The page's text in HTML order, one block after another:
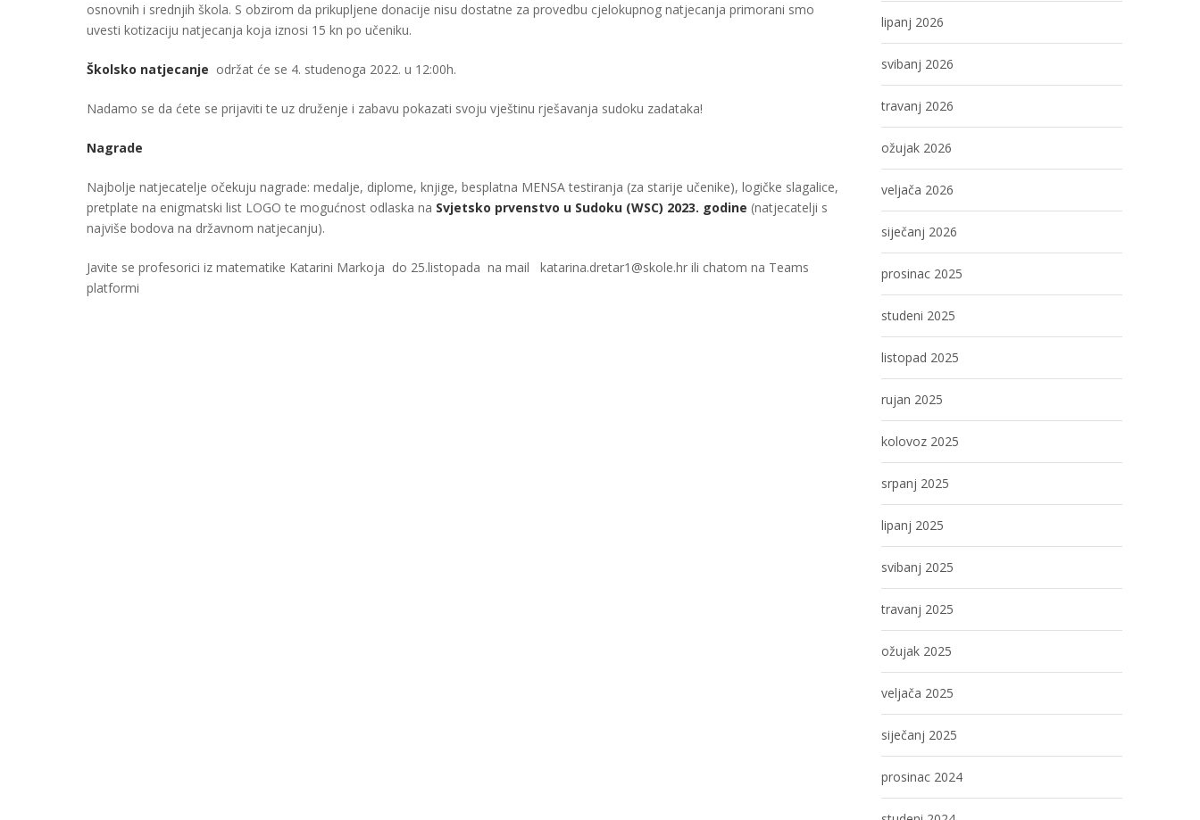
osnovnih i srednjih škola. S obzirom da prikupljene donacije nisu dostatne za provedbu cjelokupnog natjecanja primorani smo
uvesti kotizaciju natjecanja koja iznosi 15 kn po učeniku.
Školsko natjecanje održat će se 4. studenoga 2022. u 12:00h.
Nadamo se da ćete se prijaviti te uz druženje i zabavu pokazati svoju vještinu rješavanja sudoku zadataka!
Nagrade
Najbolje natjecatelje očekuju nagrade: medalje, diplome, knjige, besplatna MENSA testiranja (za starije učenike), logičke slagalice,
pretplate na enigmatski list LOGO te mogućnost odlaska na Svjetsko prvenstvo u Sudoku (WSC) 2023. godine (natjecatelji s
najviše bodova na državnom natjecanju).
Javite se profesorici iz matematike Katarini Markoja do 25.listopada na mail katarina.dretar1@skole.hr ili chatom na Teams
platformi
lipanj 2026
svibanj 2026
travanj 2026
ožujak 2026
veljača 2026
siječanj 2026
prosinac 2025
studeni 2025
listopad 2025
rujan 2025
kolovoz 2025
srpanj 2025
lipanj 2025
svibanj 2025
travanj 2025
ožujak 2025
veljača 2025
siječanj 2025
prosinac 2024